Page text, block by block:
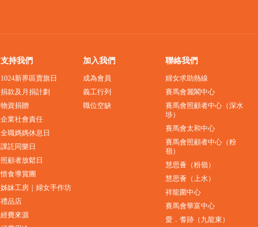
支持我們
1024新界區賣旗日
捐款及月捐計劃
物資捐贈
企業社會責任
全職媽媽休息日
課託同樂日
照顧者放鬆日
惜食導賞團
姊妹工房｜婦女手作坊
禮品店
經費來源
加入我們
成為會員
義工行列
職位空缺
聯絡我們
婦女求助熱線
賽馬會麗閣中心
賽馬會照顧者中心（深水
埗）
賽馬會太和中心
賽馬會照顧者中心（粉
嶺）
慧思薈（粉嶺）
慧思薈（上水）
祥龍圍中心
賽馬會華富中心
愛．耆跡（九龍東）